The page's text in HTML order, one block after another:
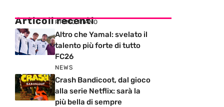
Articoli recenti
PRIMO PIANO
Altro che Yamal: svelato il
talento più forte di tutto
FC26
NEWS
Crash Bandicoot, dal gioco
alla serie Netflix: sarà la
più bella di sempre